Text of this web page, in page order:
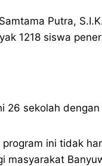
Putra,
1218 siswa
26 sekolah
ini tidak
masyarakat